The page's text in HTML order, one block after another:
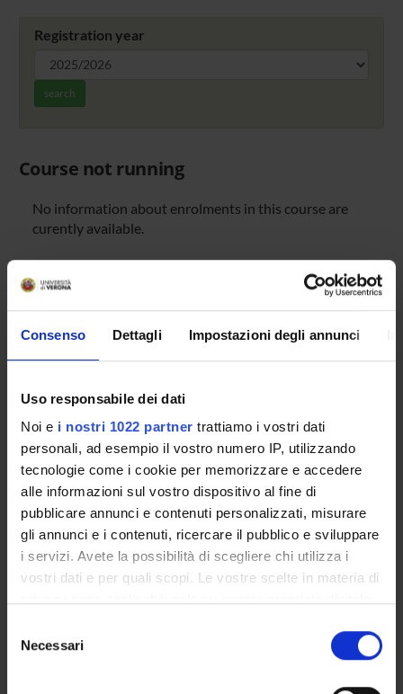
Consenso Dettagli Impostazioni degli annunci
Uso responsabile dei dati
Noi e i nostri 1022 partner trattiamo i vostri dati
personali, ad esempio il vostro numero IP, utilizzando
tecnologie come i cookie per memorizzare e accedere
alle informazioni sul vostro dispositivo al fine di
pubblicare annunci e contenuti personalizzati, misurare
gli annunci e i contenuti, ricercare il pubblico e sviluppare
i servizi. Avete la possibilità di scegliere chi utilizza i
vostri dati e per quali scopi. Le vostre scelte in materia di
modificare o revocare il proprio consenso in qualsiasi
momento dalla Dichiarazione sui cookie o facendo clic
delNecessari
Registration year
search
Course not running
No information about enrolments in this course are
curently available.
Enrolment Policy
Courses
Academic Calendar
Degree Programme
Exam calendar
Notices
Thesis and internship proposals
Governing bodies
Student Career Management
Scholarships and Grants
STUDYING